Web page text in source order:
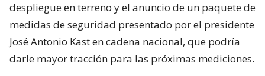
despliegue en terreno y el anuncio de un paquete de
medidas de seguridad presentado por el presidente
José Antonio Kast en cadena nacional, que podría
darle mayor tracción para las próximas mediciones.